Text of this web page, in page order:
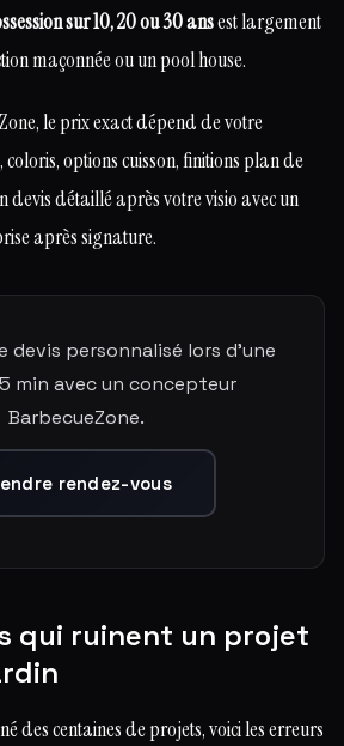
sur 10, 20 ou 30 ansest largement
maçonnée ou un pool house.
le prix exact dépend de votre
options cuisson, finitions plan de
devis détaillé après votre visio avec un
après signature.
devis personnalisé lors d'une
min avec un concepteur
BarbecueZone.
rendez-vous
qui ruinent un projet
des centaines de projets, voici les erreurs